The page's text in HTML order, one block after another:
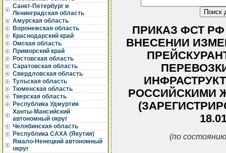
Санкт-Петербург и
Ленинградская область
Амурская область
Воронежская область
Краснодарский край
Омская область
Приморский край
Ростовская область
Саратовская область
Свердловская область
Тульская область
Тюменская область
Тверская область
Республика Удмуртия
Ханты-Мансийский
автономный округ
Челябинская область
Республика САХА (Якутия)
Ямало-Ненецкий автономный
округ
ПРИКАЗ ФСТ РФ
ВНЕСЕНИИ
РОССИЙСКИМИ
(по